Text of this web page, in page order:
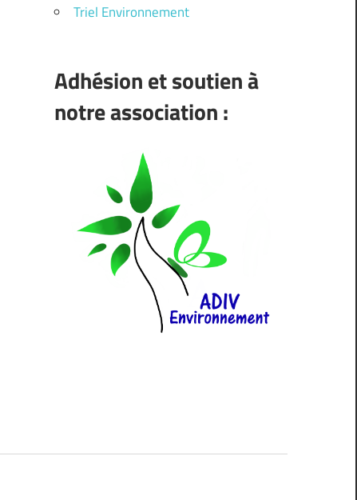
Triel Environnement
Adhésion et soutien à
notre association :